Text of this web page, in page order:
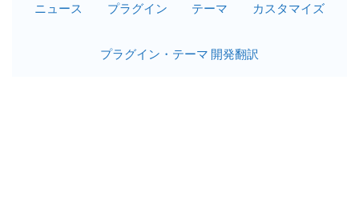
ニュース プラグイン テーマ カスタマイズ
プラグイン・テーマ 開発翻訳